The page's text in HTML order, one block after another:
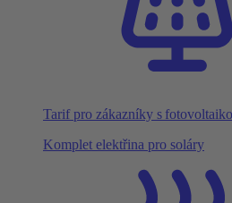
Tarif pro zákazníky s
Komplet elektřina pro soláry